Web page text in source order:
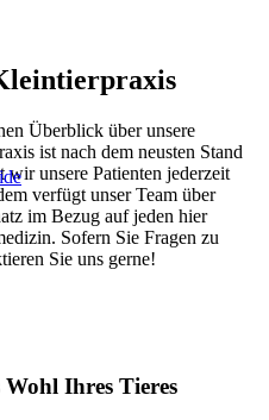
Überblick über unsere
ist nach dem neusten Stand
wir unsere Patienten jederzeit
verfügt unser Team über
im Bezug auf jeden hier
Sofern Sie Fragen zu
Sie uns gerne!
Ihres Tieres